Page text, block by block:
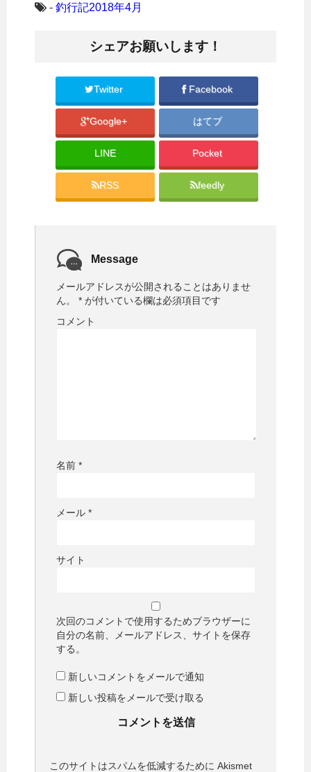
し
て
で
ウ
ウ
き
b
o
は
リ
ク
て
い
し
で
開
き
ま
す
)
- 釣行記2018年4月
シェアお願いします！
Twitter Facebook
Google+ はてブ
LINE Pocket
RSS feedly
Message
メールアドレスが公開されることはありませ
ん。
* が付いている欄は必須項目です
コメント
名前 *
メール *
サイト
次回のコメントで使用するためブラウザーに
自分の名前、メールアドレス、サイトを保存
する。
新しいコメントをメールで通知
新しい投稿をメールで受け取る
このサイトはスパムを低減するために Akismet